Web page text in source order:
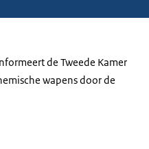
de Tweede Kamer
wapens door de